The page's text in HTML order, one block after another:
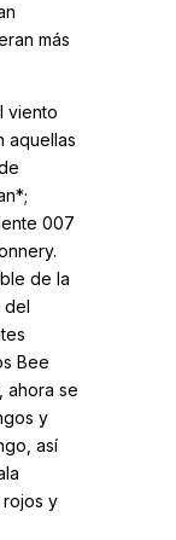
más
viento
aquellas
007
de la
del
Bee
ahora se
y
así
rojos y